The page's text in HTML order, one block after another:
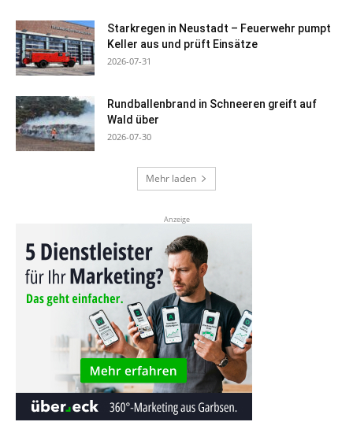
Starkregen in Neustadt – Feuerwehr pumpt
Keller aus und prüft Einsätze
2026-07-31
Rundballenbrand in Schneeren greift auf
Wald über
2026-07-30
Mehr laden
Anzeige